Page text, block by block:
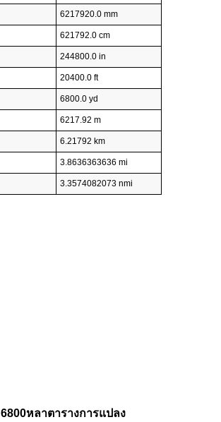
6217920.0 mm
621792.0 cm
244800.0 in
20400.0 ft
6800.0 yd
6217.92 m
6.21792 km
3.8636363636 mi
3.3574082073 nmi
6800หลาตารางการแปลง